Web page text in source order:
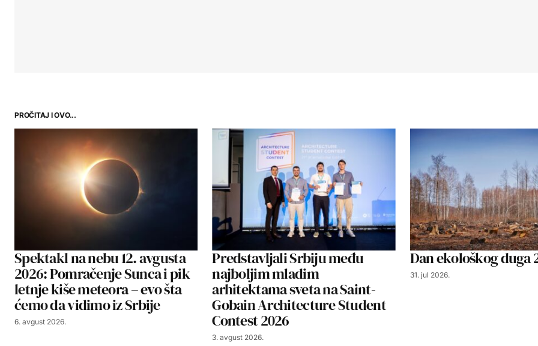
PROČITAJ I OVO...
Spektakl na nebu 12. avgusta
2026: Pomračenje Sunca i pik
letnje kiše meteora – evo šta
ćemo da vidimo iz Srbije
6. avgust 2026.
Predstavljali Srbiju među
najboljim mladim
arhitektama sveta na Saint-
Gobain Architecture Student
Contest 2026
3. avgust 2026.
Dan ekološkog duga
31. jul 2026.